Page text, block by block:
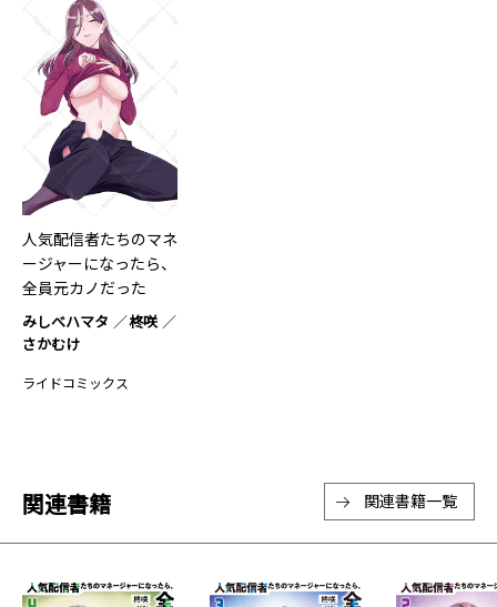
人気配信者たちのマネ
ージャーになったら、
全員元カノだった
THE C…２
みしべハマタ
柊咲
さかむけ
ライドコミックス
関連書籍 関連書籍一覧